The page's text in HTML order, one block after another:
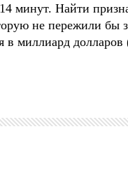
минут. Найти
не пережили
в миллиард